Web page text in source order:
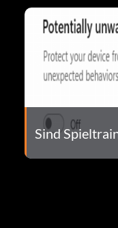
Sind